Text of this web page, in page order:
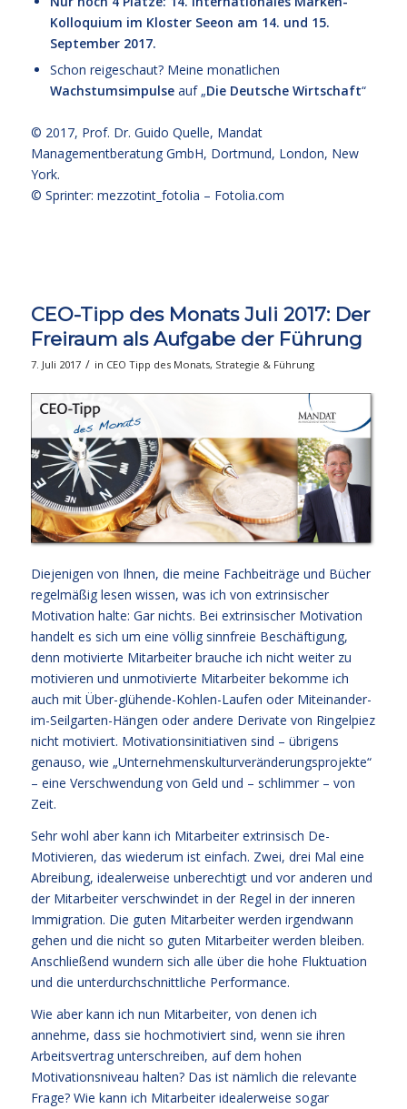
Kolloquium im Kloster Seeon am 14. und 15.
September 2017.
Schon reigeschaut? Meine monatlichen
Wachstumsimpulseauf „Die Deutsche Wirtschaft“
© 2017, Prof. Dr. Guido Quelle, Mandat
Managementberatung GmbH, Dortmund, London, New
York.
© Sprinter: mezzotint_fotolia – Fotolia.com
CEO-Tipp des Monats Juli 2017: Der
Freiraum als Aufgabe der Führung
7. Juli 2017 / in CEO Tipp des Monats, Strategie & Führung
Diejenigen von Ihnen, die meine Fachbeiträge und Bücher
regelmäßig lesen wissen, was ich von extrinsischer
Motivation halte: Gar nichts. Bei extrinsischer Motivation
handelt es sich um eine völlig sinnfreie Beschäftigung,
denn motivierte Mitarbeiter brauche ich nicht weiter zu
motivieren und unmotivierte Mitarbeiter bekomme ich
auch mit Über-glühende-Kohlen-Laufen oder Miteinander-
im-Seilgarten-Hängen oder andere Derivate von Ringelpiez
nicht motiviert. Motivationsinitiativen sind – übrigens
genauso, wie „Unternehmenskulturveränderungsprojekte“
– eine Verschwendung von Geld und – schlimmer – von
Zeit.
Sehr wohl aber kann ich Mitarbeiter extrinsisch De-
Motivieren, das wiederum ist einfach. Zwei, drei Mal eine
Abreibung, idealerweise unberechtigt und vor anderen und
der Mitarbeiter verschwindet in der Regel in der inneren
Immigration. Die guten Mitarbeiter werden irgendwann
gehen und die nicht so guten Mitarbeiter werden bleiben.
Anschließend wundern sich alle über die hohe Fluktuation
und die unterdurchschnittliche Performance.
Wie aber kann ich nun Mitarbeiter, von denen ich
annehme, dass sie hochmotiviert sind, wenn sie ihren
Arbeitsvertrag unterschreiben, auf dem hohen
Motivationsniveau halten? Das ist nämlich die relevante
Frage? Wie kann ich Mitarbeiter idealerweise sogar